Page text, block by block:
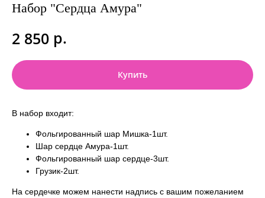
Набор "Сердца Амура"
2 850 р.
Купить
В набор входит:
Фольгированный шар Мишка-1шт.
Шар сердце Амура-1шт.
Фольгированный шар сердце-3шт.
Грузик-2шт.
На сердечке можем нанести надпись с вашим пожеланием